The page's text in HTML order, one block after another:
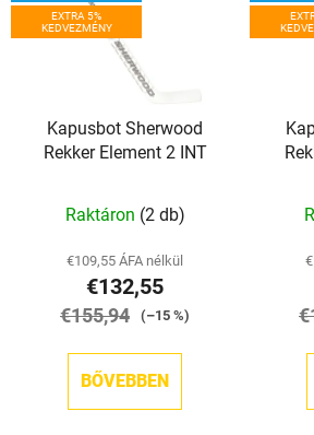
EXTRA 5%
KEDVEZMÉNY
Kapusbot Sherwood
Rekker Element 2 INT
Raktáron (2 db)
€109,55 ÁFA nélkül
€132,55
€155,94 (–15 %)
BŐVEBBEN